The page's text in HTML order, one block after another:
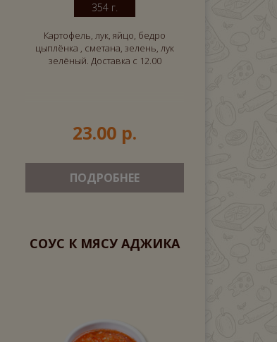
354 г.
Картофель, лук, яйцо, бедро
цыплёнка , сметана, зелень, лук
зелёный. Доставка с 12.00
23.00 р.
ПОДРОБНЕЕ
СОУС К МЯСУ АДЖИКА